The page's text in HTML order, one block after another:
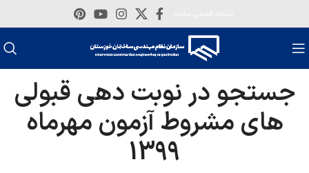
جستجو در نوبت دهی قبولی
های مشروط آزمون مهرماه
1399